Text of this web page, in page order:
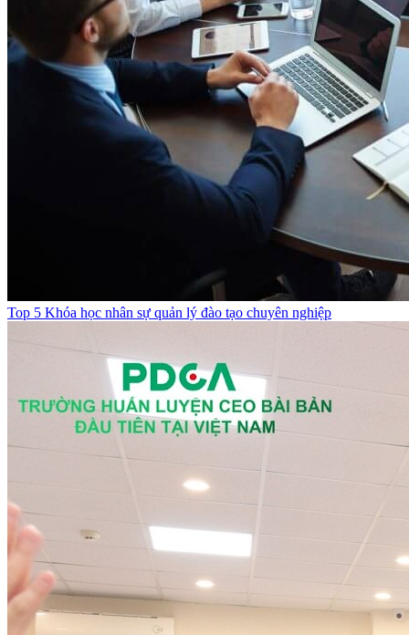
Top 5 Khóa học nhân sự quản lý đào tạo chuyên nghiệp